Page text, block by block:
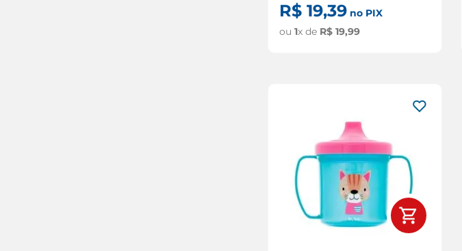
R$ 19,39 no PIX
ou1x de R$ 19,99